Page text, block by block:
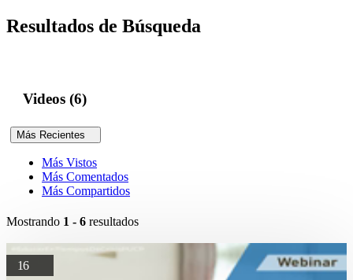
Resultados de Búsqueda
Videos (6)
Más Recientes
Más Vistos
Más Comentados
Más Compartidos
Mostrando 1 - 6 resultados
16